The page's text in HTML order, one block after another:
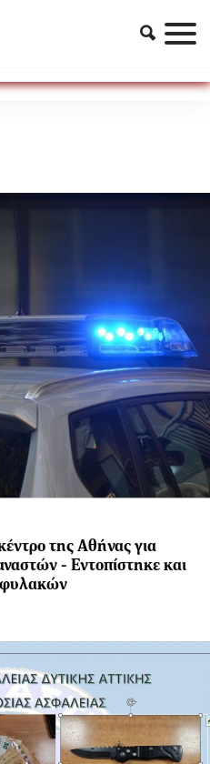
της Αθήνας για
- Εντοπίστηκε και
φυλακών